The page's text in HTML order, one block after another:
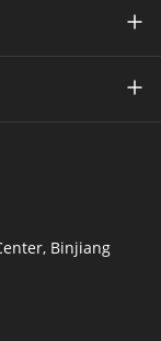
Binjiang